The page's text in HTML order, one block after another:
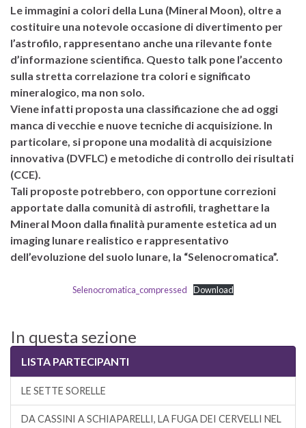
Le immagini a colori della Luna (Mineral Moon), oltre a
costituire una notevole occasione di divertimento per
l’astrofilo, rappresentano anche una rilevante fonte
d’informazione scientifica. Questo talk pone l’accento
sulla stretta correlazione tra colori e significato
mineralogico, ma non solo.
Viene infatti proposta una classificazione che ad oggi
manca di vecchie e nuove tecniche di acquisizione. In
particolare, si propone una modalità di acquisizione
innovativa (DVFLC) e metodiche di controllo dei risultati
(CCE).
Tali proposte potrebbero, con opportune correzioni
apportate dalla comunità di astrofili, traghettare la
Mineral Moon dalla finalità puramente estetica ad un
imaging lunare realistico e rappresentativo
dell’evoluzione del suolo lunare, la “Selenocromatica”.
Selenocromatica_compressed Download
In questa sezione
LISTA PARTECIPANTI
LE SETTE SORELLE
DA CASSINI A SCHIAPARELLI, LA FUGA DEI CERVELLI NEL